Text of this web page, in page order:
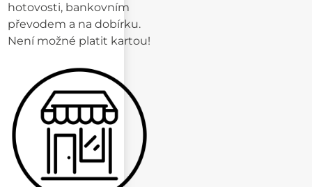
hotovosti, bankovním
převodem a na dobírku.
Není možné platit kartou!